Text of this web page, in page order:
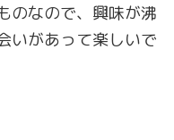
のなので、興味が沸
いがあって楽しいで